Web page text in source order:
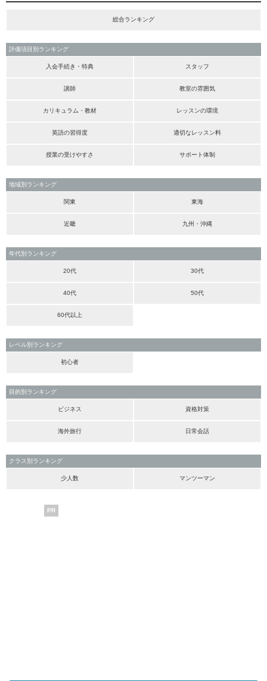
総合ランキング
評価項目別ランキング
入会手続き・特典 スタッフ
講師 教室の雰囲気
カリキュラム・教材 レッスンの環境
英語の習得度 適切なレッスン料
授業の受けやすさ サポート体制
地域別ランキング
関東 東海
近畿 九州・沖縄
年代別ランキング
20代 30代
40代 50代
60代以上
レベル別ランキング
初心者
目的別ランキング
ビジネス 資格対策
海外旅行 日常会話
クラス別ランキング
少人数 マンツーマン
PR